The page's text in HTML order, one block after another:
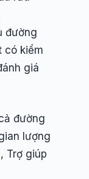
đường
có kiểm
giá
đường
lượng
Trợ giúp